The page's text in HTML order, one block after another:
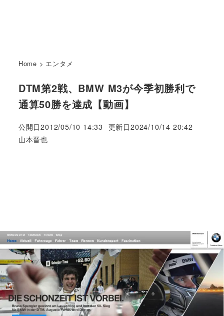
Home > エンタメ
DTM第2戦、BMW M3が今季初勝利で
通算50勝を達成【動画】
公開日2012/05/10 14:33 更新日2024/10/14 20:42
著
山本晋也